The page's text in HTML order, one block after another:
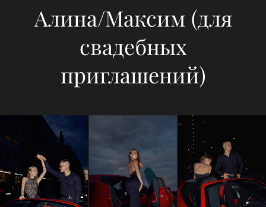
Алина/Максим (для
свадебных
приглашений)